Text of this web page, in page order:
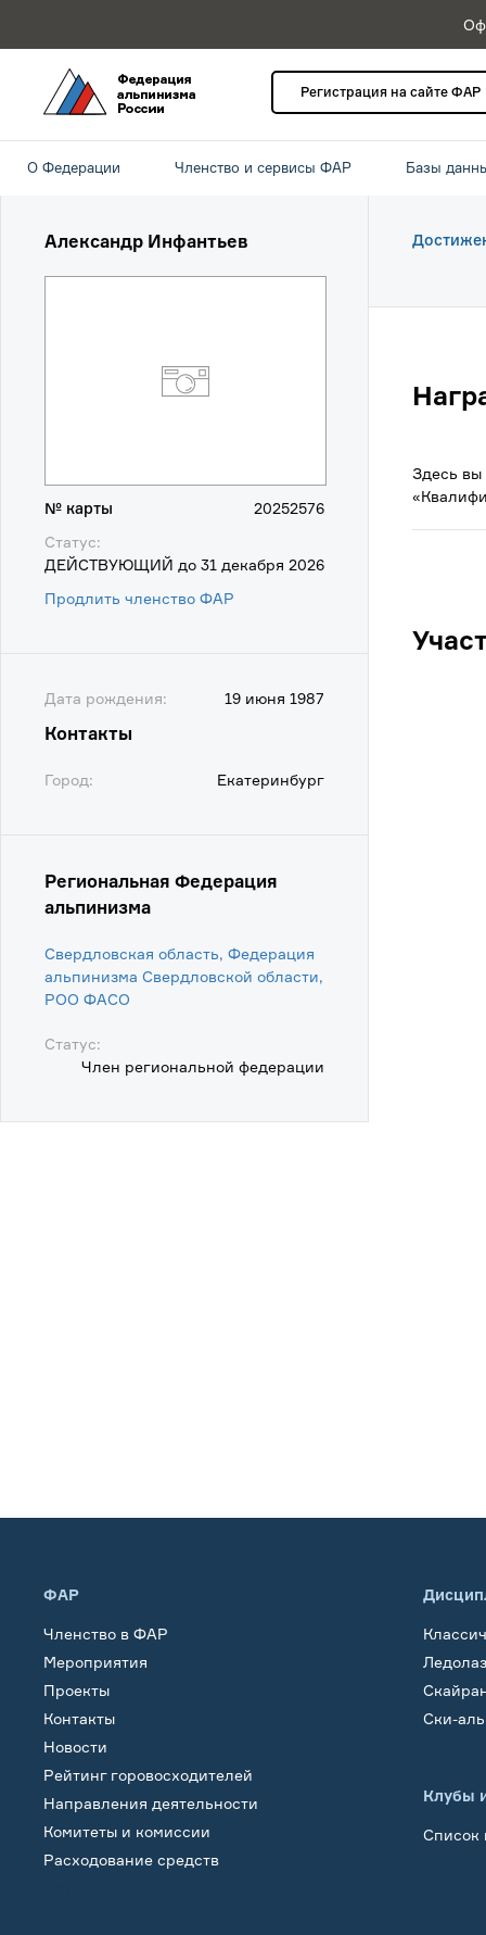
Регистрация на сайте ФАР
О Федерации Членство и сервисы ФАР Базы
Александр Инфантьев
№ карты
20252576
Статус:
ДЕЙСТВУЮЩИЙ до 31 декабря 2026
Продлить членство ФАР
Дата рождения: 19 июня 1987
Контакты
Город: Екатеринбург
Региональная Федерация
альпинизма
Свердловская область, Федерация
альпинизма Свердловской области,
POO ФАСО
Статус:
Член региональной федерации
Здесь вы
ФАР
Членство в ФАР
Мероприятия
Проекты
Контакты
Новости
Рейтинг горовосходителей
Направления деятельности
Комитеты и комиссии
Расходование средств
Ски-
Клубы
Список